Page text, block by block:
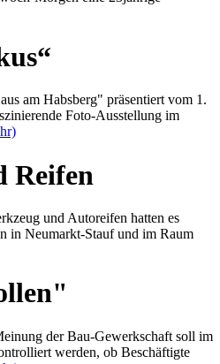
am Habsberg" präsentiert vom 1.
Foto-Ausstellung im
Reifen
und Autoreifen hatten es
in Neumarkt-Stauf und im Raum
der Bau-Gewerkschaft soll im
werden, ob Beschäftigte